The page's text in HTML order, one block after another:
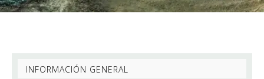
INFORMACIÓN GENERAL